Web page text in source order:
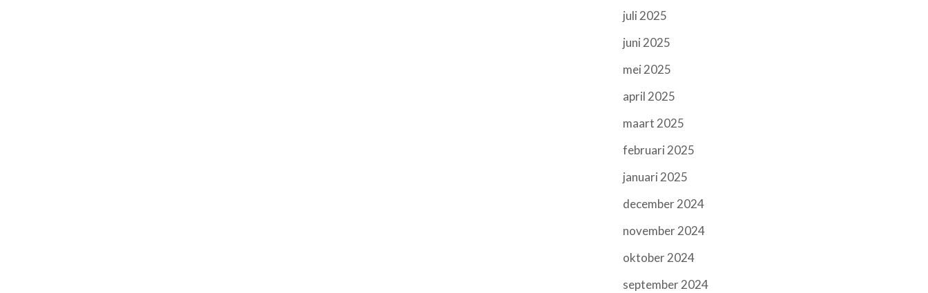
juli 2025
juni 2025
mei 2025
april 2025
maart 2025
februari 2025
januari 2025
december 2024
november 2024
oktober 2024
september 2024